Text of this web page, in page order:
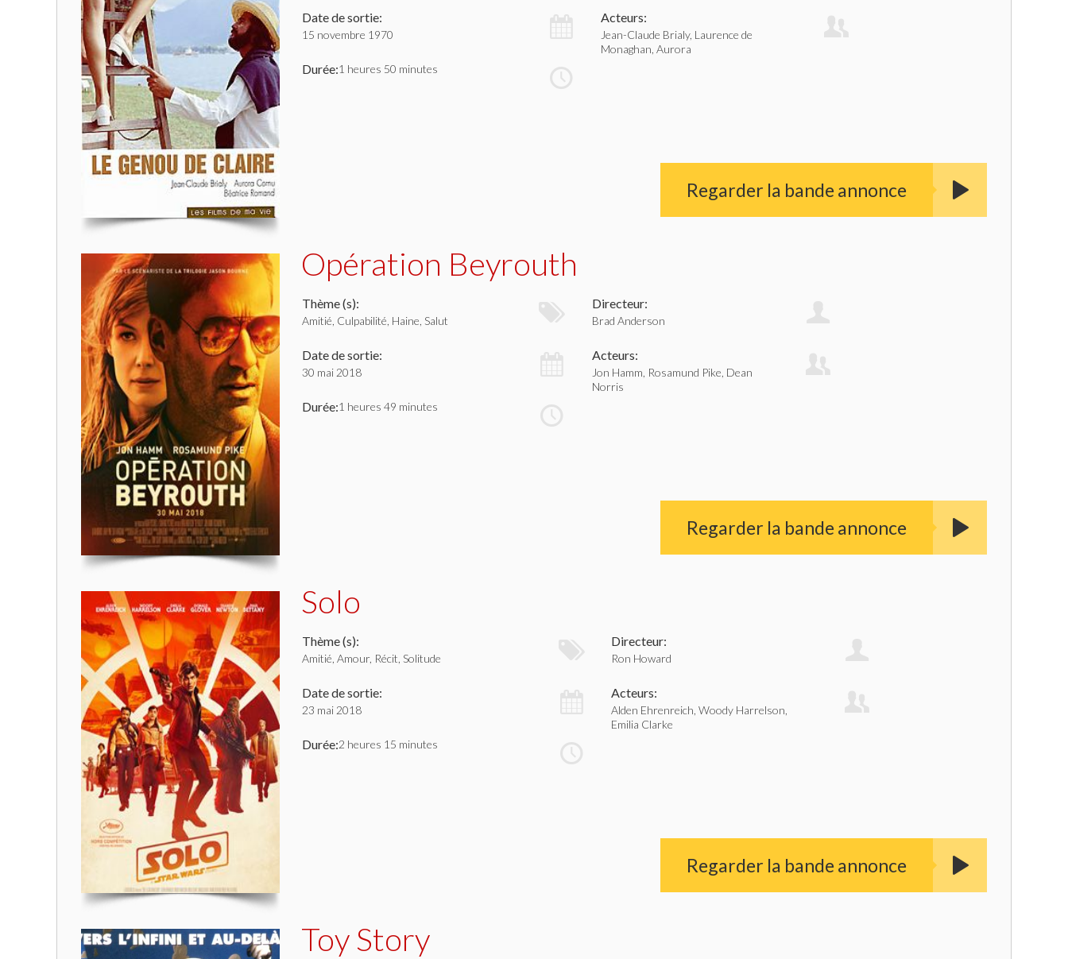
Date de sortie:
15 novembre 1970
Durée:1 heures 50 minutes
Acteurs:
Jean-Claude Brialy, Laurence de
Monaghan, Aurora
Regarder la bande annonce
Opération Beyrouth
Thème (s):
Amitié, Culpabilité, Haine, Salut
Date de sortie:
30 mai 2018
Durée:1 heures 49 minutes
Directeur:
Brad Anderson
Acteurs:
Jon Hamm, Rosamund Pike, Dean
Norris
Regarder la bande annonce
Solo
Thème (s):
Amitié, Amour, Récit, Solitude
Date de sortie:
23 mai 2018
Durée:2 heures 15 minutes
Directeur:
Ron Howard
Acteurs:
Alden Ehrenreich, Woody Harrelson,
Emilia Clarke
Regarder la bande annonce
Toy Story